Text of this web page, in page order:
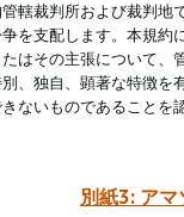
轄裁判所および裁判
を支配します。本規
はその主張について
、独自、顕著な特徴
ないものであることを
別紙3: ア